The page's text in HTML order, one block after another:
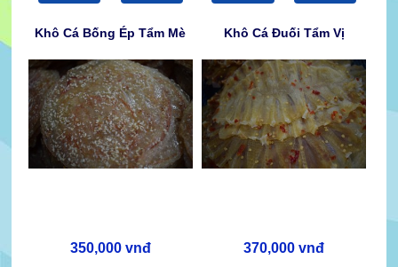
Khô Cá Bống Ép Tẩm Mè
350,000 vnđ
Khô Cá Đuối Tẩm Vị
370,000 vnđ